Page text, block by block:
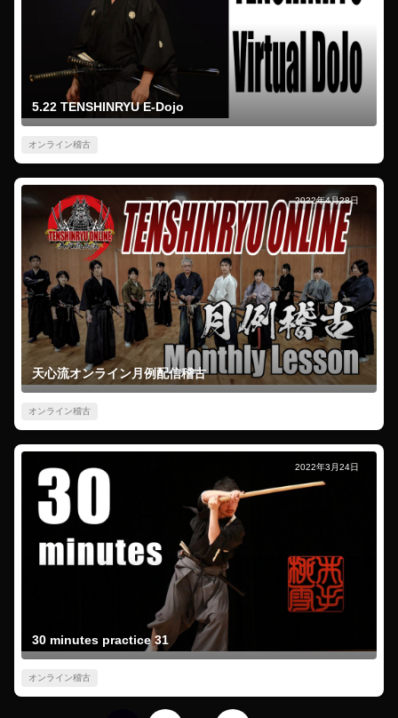
オンライン稽古
5.22 TENSHINRYU E-Dojo
オンライン稽古
2022年4月28日
天心流オンライン月例配信稽古
オンライン稽古
2022年3月24日
30 minutes practice 31